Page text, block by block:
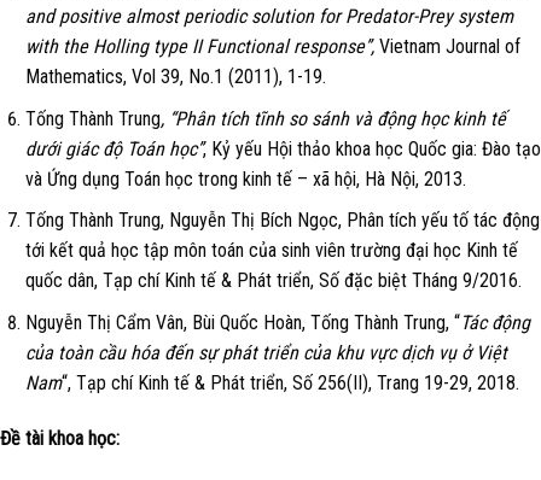
and positive almost periodic solution for Predator-Prey system
with the Holling type II Functional response”, Vietnam Journal of
Mathematics, Vol 39, No.1 (2011), 1-19.
Tống Thành Trung, “Phân tích tĩnh so sánh và động học kinh tế
dưới giác độ Toán học”, Kỷ yếu Hội thảo khoa học Quốc gia: Đào tạo
và Ứng dụng Toán học trong kinh tế – xã hội, Hà Nội, 2013.
Tống Thành Trung, Nguyễn Thị Bích Ngọc, Phân tích yếu tố tác động
tới kết quả học tập môn toán của sinh viên trường đại học Kinh tế
quốc dân, Tạp chí Kinh tế & Phát triển, Số đặc biệt Tháng 9/2016.
Nguyễn Thị Cẩm Vân, Bùi Quốc Hoàn, Tống Thành Trung, “Tác động
của toàn cầu hóa đến sự phát triển của khu vực dịch vụ ở Việt
Nam“, Tạp chí Kinh tế & Phát triển, Số 256(II), Trang 19-29, 2018.
Đề tài khoa học: